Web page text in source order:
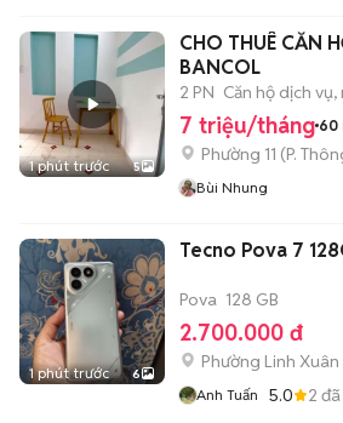
1 phút trước 5
CHO THUÊ CĂN
BANCOL
2 PN Căn hộ dịch vụ,
7 triệu/tháng 60
Phường 11 (P.
Bùi Nhung
1 phút trước 6
Tecno Pova 7
Pova 128 GB
2.700.000 đ
Phường Linh
Anh Tuấn 5.0 2